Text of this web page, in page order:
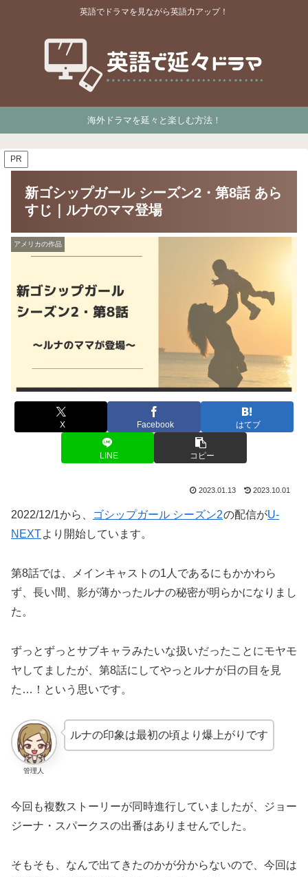
英語でドラマを見ながら英語力アップ！
海外ドラマを延々と楽しむ方法！
PR
新ゴシップガール シーズン2・第8話 あら
すじ｜ルナのママ登場
アメリカの作品
X Facebook はてブ
LINE コピー
2023.01.13 2023.10.01
2022/12/1から、 ゴシップガール シーズン2の配信がU-
NEXTより開始しています。
第8話では、メインキャストの1人であるにもかかわら
ず、長い間、影が薄かったルナの秘密が明らかになりまし
た。
ずっとずっとサブキャラみたいな扱いだったことにモヤモ
ヤしてましたが、第8話にしてやっとルナが日の目を見
た…！という思いです。
管理人
ルナの印象は最初の頃より爆上がりです
今回も複数ストーリーが同時進行していましたが、ジョー
ジーナ・スパークスの出番はありませんでした。
そもそも、なんで出てきたのかが分からないので、今回は